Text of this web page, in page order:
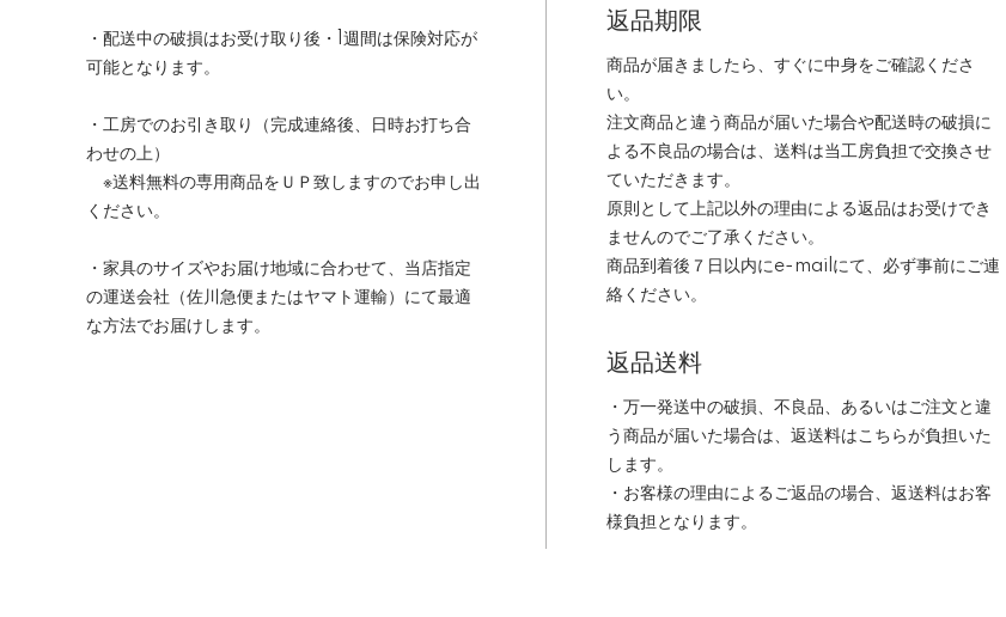
・配送中の破損はお受け取り後・1週間は保険対応が
可能となります。
・工房でのお引き取り（完成連絡後、日時お打ち合
わせの上）
※送料無料の専用商品をＵＰ致しますのでお申し出
ください。
・家具のサイズやお届け地域に合わせて、当店指定
の運送会社（佐川急便またはヤマト運輸）にて最適
な方法でお届けします。
返品期限
商品が届きましたら、すぐに中身をご確認くださ
い。
注文商品と違う商品が届いた場合や配送時の破損に
よる不良品の場合は、送料は当工房負担で交換させ
ていただきます。
原則として上記以外の理由による返品はお受けでき
ませんのでご了承ください。
商品到着後７日以内にe-mailにて、必ず事前にご連
絡ください。
返品送料
・万一発送中の破損、不良品、あるいはご注文と違
う商品が届いた場合は、返送料はこちらが負担いた
します。
・お客様の理由によるご返品の場合、返送料はお客
様負担となります。